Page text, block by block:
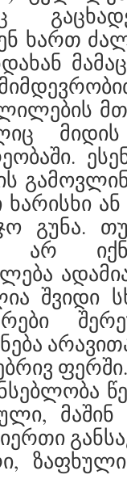
ხართ
მიდის
ხარისხი
გუნა.
არ
შვიდი
მაშინ